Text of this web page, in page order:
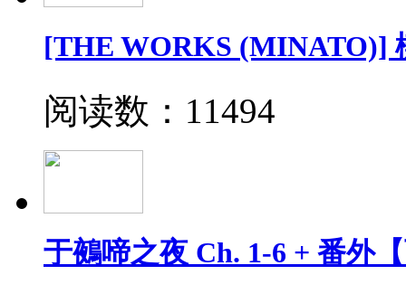
[THE WORKS (MINATO)]
阅读数：11494
于鵺啼之夜 Ch. 1-6 + 番外